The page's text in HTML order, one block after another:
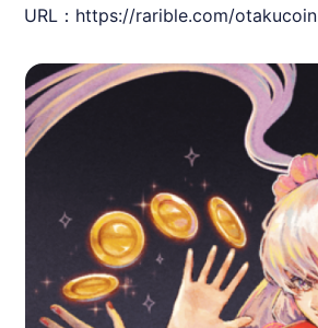
URL： https://rarible.com/otakucoin